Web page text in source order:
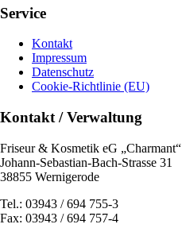
Service
Kontakt
Impressum
Datenschutz
Cookie-Richtlinie (EU)
Kontakt / Verwaltung
Friseur & Kosmetik eG „Charmant“
Johann-Sebastian-Bach-Strasse 31
38855 Wernigerode
Tel.: 03943 / 694 755-3
Fax: 03943 / 694 757-4